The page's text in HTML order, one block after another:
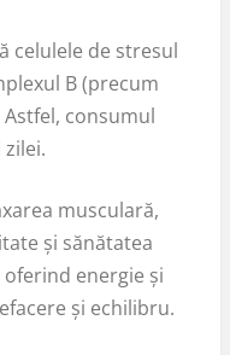
celulele de stresul
B (precum
consumul
musculară,
și sănătatea
energie și
și echilibru.